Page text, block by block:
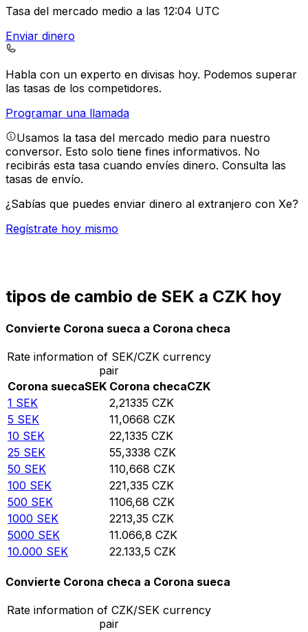
Tasa del mercado medio a las 12:04 UTC
Enviar dinero
Habla con un experto en divisas hoy. Podemos superar
las tasas de los competidores.
Programar una llamada
Usamos la tasa del mercado medio para nuestro
conversor. Esto solo tiene fines informativos. No
recibirás esta tasa cuando envíes dinero. Consulta las
tasas de envío.
¿Sabías que puedes enviar dinero al extranjero con Xe?
Regístrate hoy mismo
tipos de cambio de SEK a CZK hoy
Convierte Corona sueca a Corona checa
Rate information of SEK/CZK currency
pair
Corona suecaSEK Corona checaCZK
1 SEK 2,21335 CZK
5 SEK 11,0668 CZK
10 SEK 22,1335 CZK
25 SEK 55,3338 CZK
50 SEK 110,668 CZK
100 SEK 221,335 CZK
500 SEK 1106,68 CZK
1000 SEK 2213,35 CZK
5000 SEK 11.066,8 CZK
10.000 SEK 22.133,5 CZK
Convierte Corona checa a Corona sueca
Rate information of CZK/SEK currency
pair